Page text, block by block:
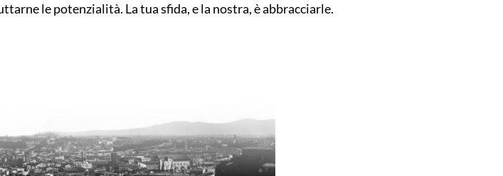
le potenzialità. La tua sfida, e la nostra, è abbracciarle.